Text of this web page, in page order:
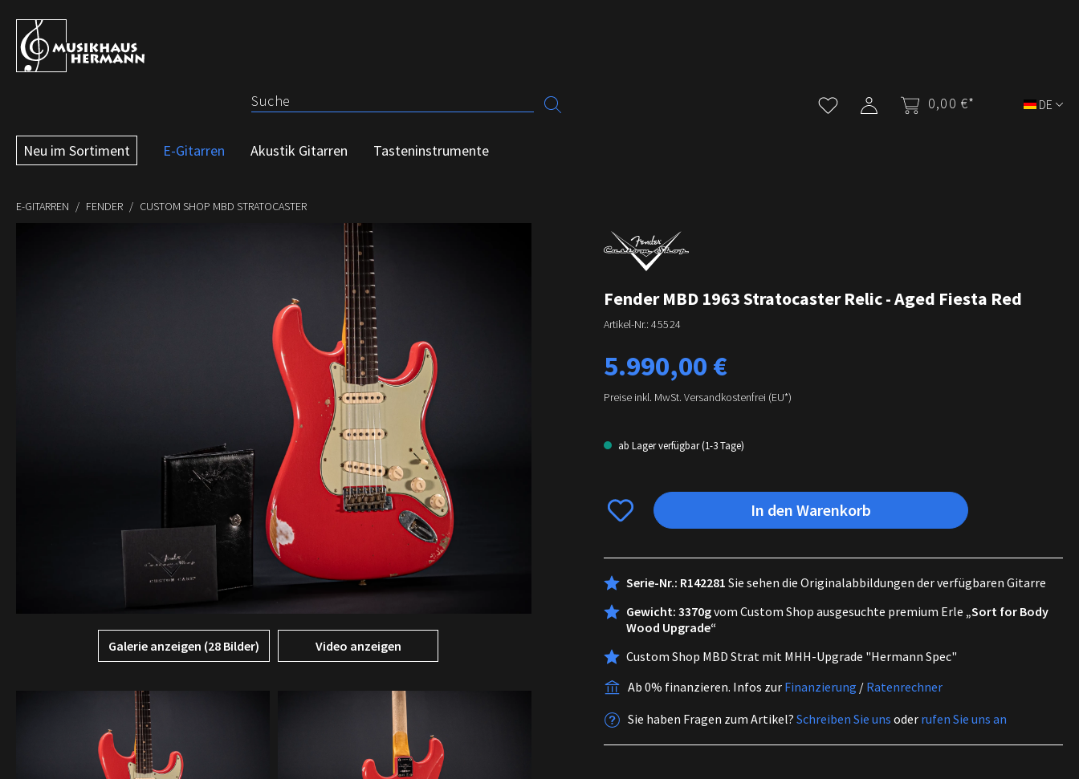
Hauptinhalt springen
Zur Suche springen
Zur Hauptnavigation springen
0,00 €* DE
Neu im Sortiment E-Gitarren Akustik Gitarren Tasteninstrumente
E-GITARREN FENDER CUSTOM SHOP MBD STRATOCASTER
Galerie anzeigen (28 Bilder) Video anzeigen
Fender MBD 1963 Stratocaster Relic - Aged Fiesta Red
Artikel-Nr.: 45524
Regulärer Preis:
5.990,00 €
Preise inkl. MwSt. Versandkostenfrei (EU*)
ab Lager verfügbar (1-3 Tage)
In den Warenkorb
Serie-Nr.: R142281 Sie sehen die Originalabbildungen der verfügbaren Gitarre
Gewicht: 3370gvom Custom Shop ausgesuchte premium Erle „Sort for Body
Wood Upgrade“
Custom Shop MBD Strat mit MHH-Upgrade "Hermann Spec"
Ab 0% finanzieren. Infos zur Finanzierung / Ratenrechner
Sie haben Fragen zum Artikel? Schreiben Sie uns oder rufen Sie uns an